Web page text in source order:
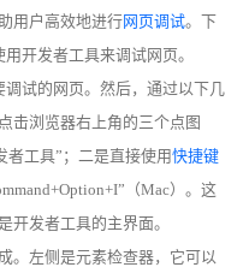
用户高效地进行网页调试。下
开发者工具来调试网页。
调试的网页。然后，通过以下几
击浏览器右上角的三个点图
者工具”；二是直接使用快捷键
（Mac）。这
开发者工具的主界面。
。左侧是元素检查器，它可以